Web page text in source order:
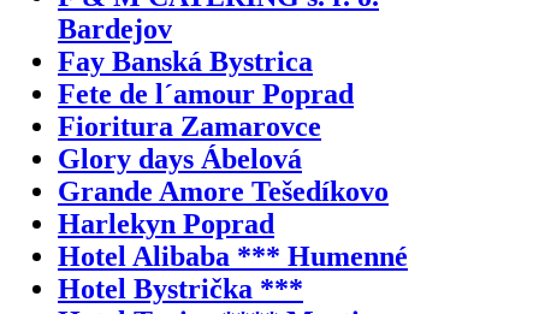
Bardejov
Fay Banská Bystrica
Fete de l´amour Poprad
Fioritura Zamarovce
Glory days Ábelová
Grande Amore Tešedíkovo
Harlekyn Poprad
Hotel Alibaba *** Humenné
Hotel Bystrička ***